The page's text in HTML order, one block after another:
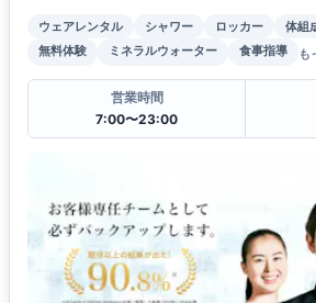
ウェアレンタル シャワー ロッカー 体組
無料体験
ミネラルウォーター 食事指導 も
営業時間
7:00〜23:00